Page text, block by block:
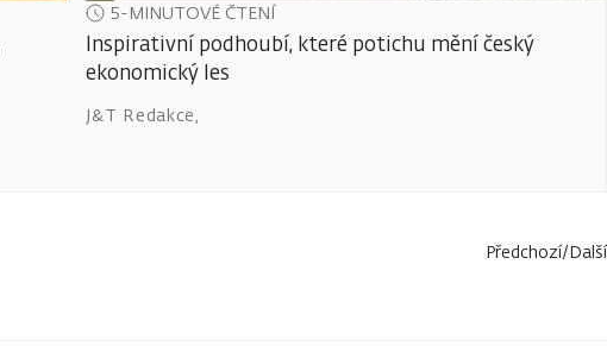
5-MINUTOVÉ ČTENÍ
Inspirativní podhoubí, které potichu mění český
ekonomický les
J&T Redakce,
Předchozí/Další